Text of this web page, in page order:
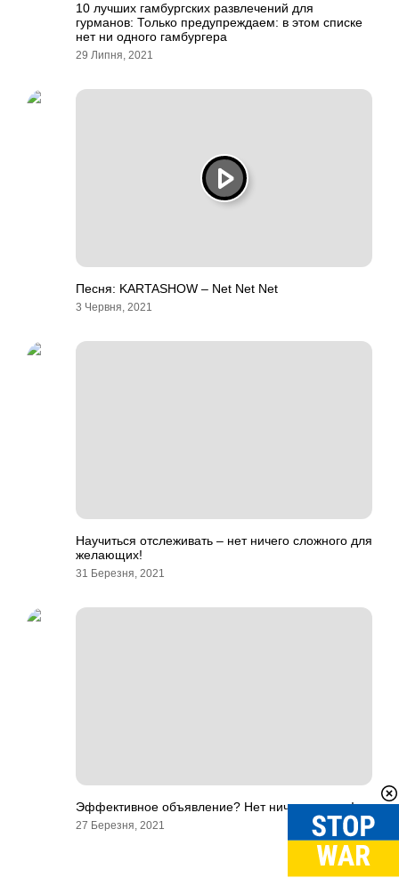
10 лучших гамбургских развлечений для
гурманов: Только предупреждаем: в этом списке
нет ни одного гамбургера
29 Липня, 2021
Песня: KARTASHOW – Net Net Net
3 Червня, 2021
Научиться отслеживать – нет ничего сложного для
желающих!
31 Березня, 2021
Эффективное объявление? Нет ничего проще!
27 Березня, 2021